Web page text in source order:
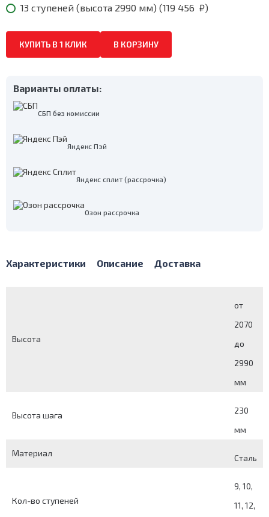
13 ступеней (высота 2990 мм) (119 456 ₽)
КУПИТЬ В 1 КЛИК В КОРЗИНУ
Варианты оплаты:
СБП без комиссии
Яндекс Пэй
Яндекс сплит (рассрочка)
Озон рассрочка
Характеристики Описание Доставка
Высота
от
2070
до
2990
мм
Высота шага
230
мм
Материал Сталь
Кол-во ступеней
9, 10,
11, 12,